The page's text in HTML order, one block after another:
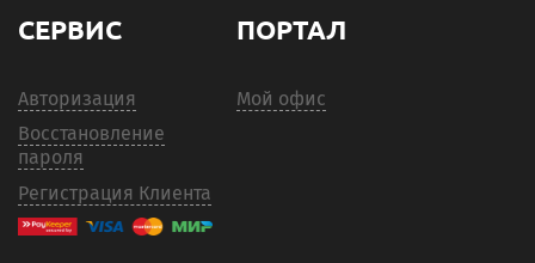
СЕРВИС
Авторизация
Восстановление
пароля
Регистрация Клиента
ПОРТАЛ
Мой офис